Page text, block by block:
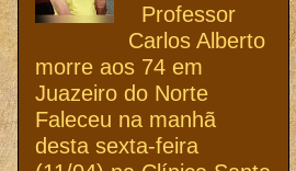
Professor
Carlos Alberto
morre aos 74 em
Juazeiro do Norte
Faleceu na manhã
desta sexta-feira